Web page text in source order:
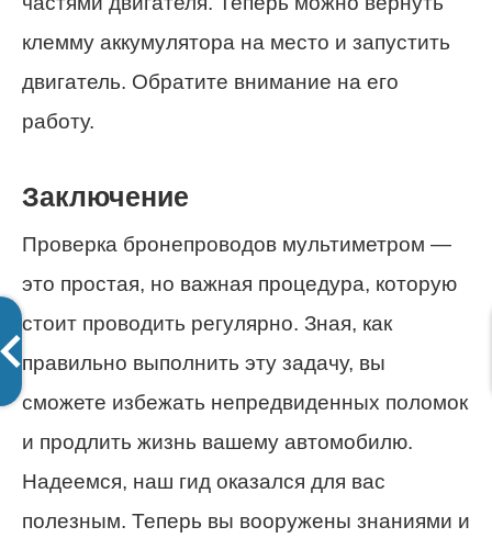
клемму аккумулятора на место и запустить
двигатель. Обратите внимание на его
работу.
Заключение
Проверка бронепроводов мультиметром —
это простая, но важная процедура, которую
стоит проводить регулярно. Зная, как
правильно выполнить эту задачу, вы
сможете избежать непредвиденных поломок
и продлить жизнь вашему автомобилю.
Надеемся, наш гид оказался для вас
полезным. Теперь вы вооружены знаниями и